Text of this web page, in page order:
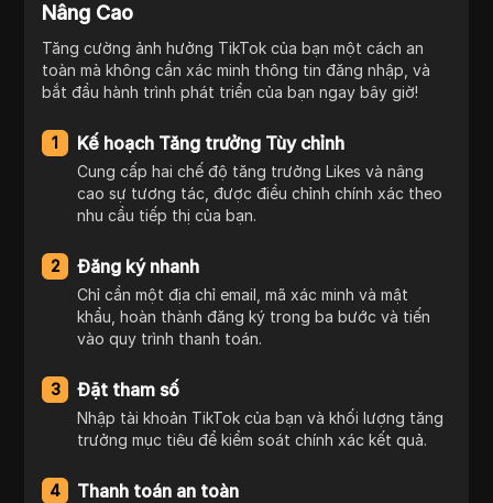
Nâng Cao
Tăng cường ảnh hưởng TikTok của bạn một cách an
toàn mà không cần xác minh thông tin đăng nhập, và
bắt đầu hành trình phát triển của bạn ngay bây giờ!
1 Kế hoạch Tăng trưởng Tùy chỉnh
Cung cấp hai chế độ tăng trưởng Likes và nâng
cao sự tương tác, được điều chỉnh chính xác theo
nhu cầu tiếp thị của bạn.
2 Đăng ký nhanh
Chỉ cần một địa chỉ email, mã xác minh và mật
khẩu, hoàn thành đăng ký trong ba bước và tiến
vào quy trình thanh toán.
3 Đặt tham số
Nhập tài khoản TikTok của bạn và khối lượng tăng
trưởng mục tiêu để kiểm soát chính xác kết quả.
4 Thanh toán an toàn